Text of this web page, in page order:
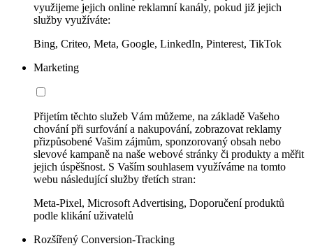
využijeme jejich online reklamní kanály, pokud již jejich
služby využíváte:
Bing, Criteo, Meta, Google, LinkedIn, Pinterest, TikTok
Marketing
Přijetím těchto služeb Vám můžeme, na základě Vašeho
chování při surfování a nakupování, zobrazovat reklamy
přizpůsobené Vašim zájmům, sponzorovaný obsah nebo
slevové kampaně na naše webové stránky či produkty a měřit
jejich úspěšnost. S Vaším souhlasem využíváme na tomto
webu následující služby třetích stran:
Meta-Pixel, Microsoft Advertising, Doporučení produktů
podle klikání uživatelů
Rozšířený Conversion-Tracking